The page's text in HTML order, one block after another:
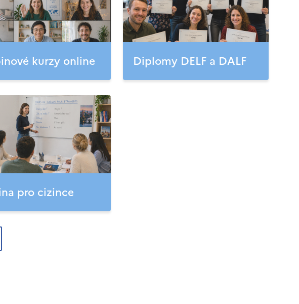
kurzy online Diplomy DELF a DALF
pro cizince